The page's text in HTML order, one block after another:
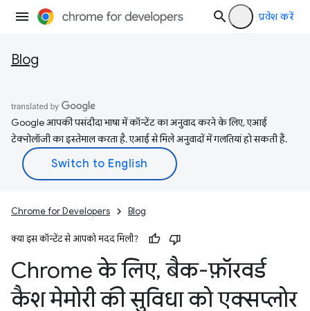
प्रवेश करें
Blog
Google आपकी पसंदीदा भाषा में कॉन्टेंट का अनुवाद करने के लिए, एआई
टेक्नोलॉजी का इस्तेमाल करता है. एआई से मिले अनुवादों में गलतियां हो सकती हैं.
Chrome for Developers Blog
क्या इस कॉन्टेंट से आपको मदद मिली?
Chrome के लिए, बैक-फ़ॉरवर्ड
कैश मेमोरी की सुविधा को एक्सप्लोर